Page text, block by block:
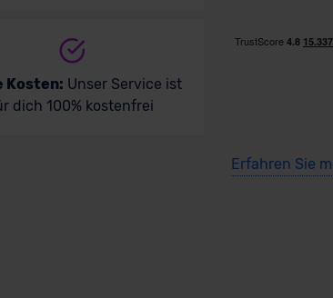
Kosten: Unser Service ist
dich 100% kostenfrei
Erfahren Sie